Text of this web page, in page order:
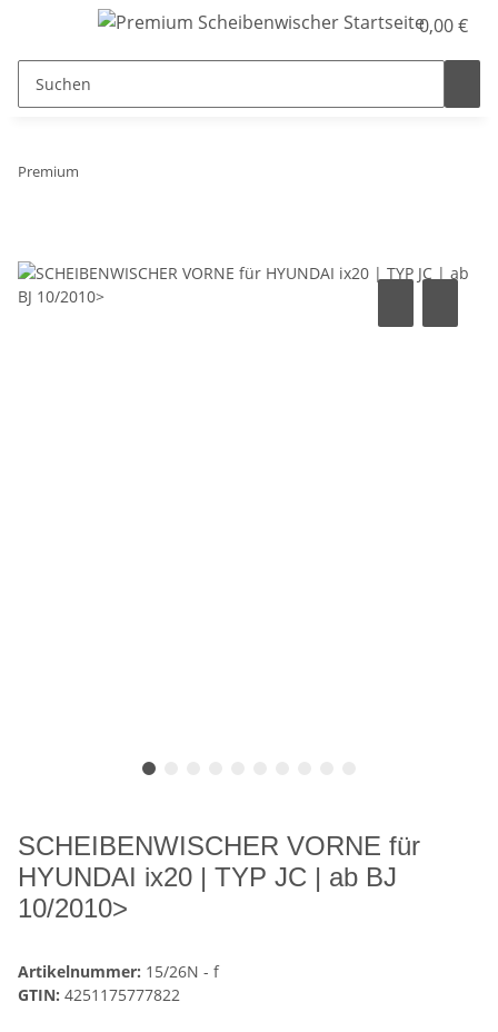
0,00 €
Premium
SCHEIBENWISCHER VORNE für
HYUNDAI ix20 | TYP JC | ab BJ
10/2010>
Artikelnummer: 15/26N - f
GTIN: 4251175777822